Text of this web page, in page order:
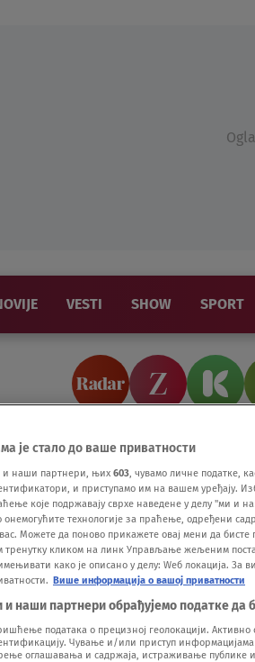
VESTI SHOW SPORT
došlo do
је стало до ваше приватности
наши партнери, њих 603, чувамо личне податке,
и приступамо им на вашем уређају.
које подржавају сврхе наведене у делу "ми и
онемогућите технологије за праћење, одређени
Можете да поново прикажете овај мени да
тренутку кликом на линк Управљање жељеним
како је описано у делу: Wеб локација. За
Више информација о вашој приватности
и наши партнери обрађујемо податке да
података о прецизној геолокацији.
Чување и/или приступ
оглашавања и садржаја, истраживање публике и